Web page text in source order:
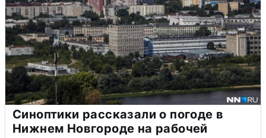
Синоптики рассказали о погоде в
Нижнем Новгороде на рабочей